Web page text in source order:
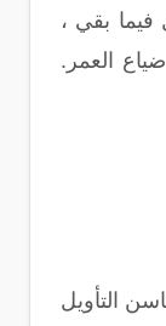
فيما بقي ،
العمر.
التأويل